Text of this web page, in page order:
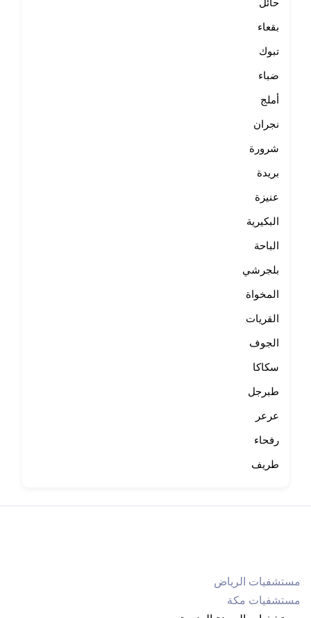
حائل
بقعاء
تبوك
ضباء
أملج
نجران
شرورة
بريدة
عنيزة
البكيرية
الباحة
بلجرشي
المخواة
القريات
الجوف
سكاكا
طبرجل
عرعر
رفحاء
طريف
مستشفيات الرياض
مستشفيات مكة